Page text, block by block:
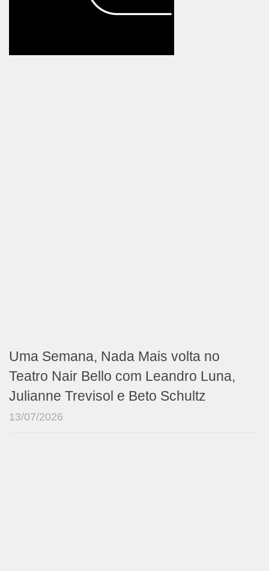
Uma Semana, Nada Mais volta no
Teatro Nair Bello com Leandro Luna,
Julianne Trevisol e Beto Schultz
13/07/2026